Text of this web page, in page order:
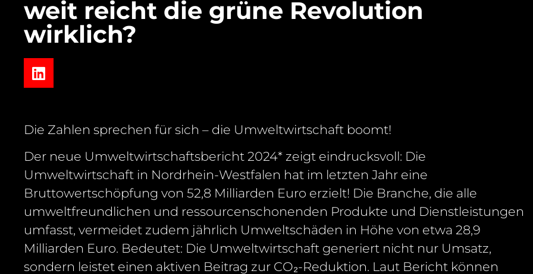
weit reicht die grüne Revolution
wirklich?
Die Zahlen sprechen für sich – die Umweltwirtschaft boomt!
Der neue Umweltwirtschaftsbericht 2024* zeigt eindrucksvoll: Die
Umweltwirtschaft in Nordrhein-Westfalen hat im letzten Jahr eine
Bruttowertschöpfung von 52,8 Milliarden Euro erzielt! Die Branche, die alle
umweltfreundlichen und ressourcenschonenden Produkte und Dienstleistungen
umfasst, vermeidet zudem jährlich Umweltschäden in Höhe von etwa 28,9
Milliarden Euro. Bedeutet: Die Umweltwirtschaft generiert nicht nur Umsatz,
sondern leistet einen aktiven Beitrag zur CO₂-Reduktion. Laut Bericht können